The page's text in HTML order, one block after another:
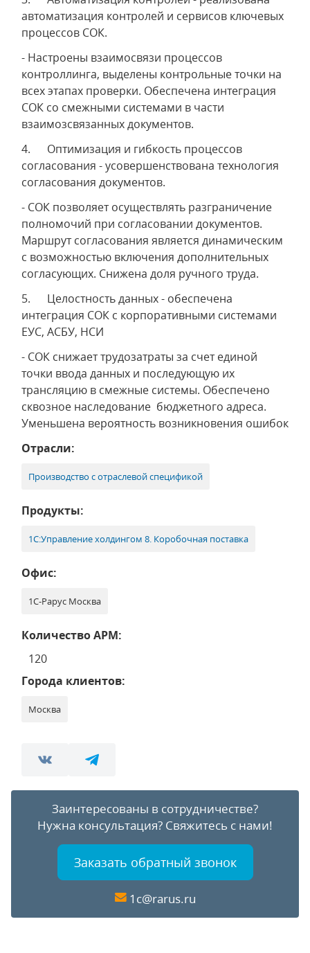
автоматизация контролей и сервисов ключевых
процессов СОК.
- Настроены взаимосвязи процессов
контроллинга, выделены контрольные точки на
всех этапах проверки. Обеспечена интеграция
СОК со смежными системами в части
взаимозсвязанных документов.
4. Оптимизация и гибкость процессов
согласования - усовершенствована технология
согласования документов.
- СОК позволяет осуществлять разграничение
полномочий при согласовании документов.
Маршрут согласования является динамическим
с возможностью включения дополнительных
согласующих. Снижена доля ручного труда.
5. Целостность данных - обеспечена
интеграция СОК с корпоративными системами
ЕУС, АСБУ, НСИ
- СОК снижает трудозатраты за счет единой
точки ввода данных и последующую их
трансляцию в смежные системы. Обеспечено
сквозное наследование бюджетного адреса.
Уменьшена вероятность возникновения ошибок
Отрасли:
Производство с отраслевой спецификой
Продукты:
1С:Управление холдингом 8. Коробочная поставка
Офис:
1С-Рарус Москва
Количество АРМ:
120
Города клиентов:
Москва
Заинтересованы в сотрудничестве?
Нужна консультация? Свяжитесь с нами!
Заказать обратный звонок
1c@rarus.ru